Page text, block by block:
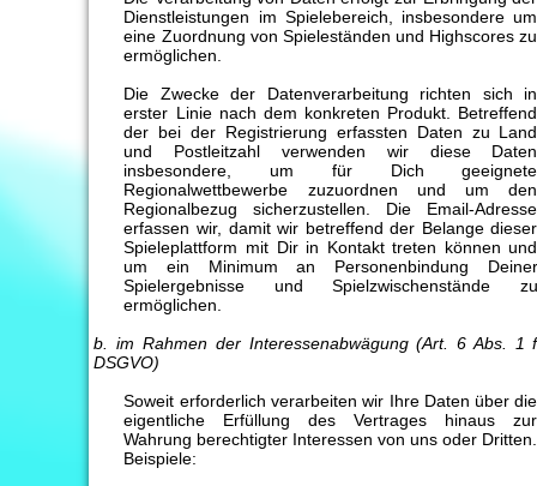
Dienstleistungen im Spielebereich, insbesondere um
eine Zuordnung von Spieleständen und Highscores zu
ermöglichen.
Die Zwecke der Datenverarbeitung richten sich in
erster Linie nach dem konkreten Produkt. Betreffend
der bei der Registrierung erfassten Daten zu Land
und Postleitzahl verwenden wir diese Daten
insbesondere, um für Dich geeignete
Regionalwettbewerbe zuzuordnen und um den
Regionalbezug sicherzustellen. Die Email-Adresse
erfassen wir, damit wir betreffend der Belange dieser
Spieleplattform mit Dir in Kontakt treten können und
um ein Minimum an Personenbindung Deiner
Spielergebnisse und Spielzwischenstände zu
ermöglichen.
b. im Rahmen der Interessenabwägung (Art. 6 Abs. 1 f
DSGVO)
Soweit erforderlich verarbeiten wir Ihre Daten über die
eigentliche Erfüllung des Vertrages hinaus zur
Wahrung berechtigter Interessen von uns oder Dritten.
Beispiele: